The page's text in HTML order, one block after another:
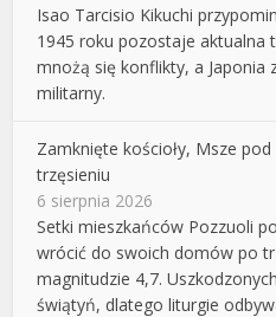
Isao Tarcisio Kikuchi
1945 roku pozostaje aktualna
mnożą się konflikty, a Japonia
militarny.
Zamknięte kościoły, Msze
trzęsieniu
6 sierpnia 2026
Setki mieszkańców Pozzuoli
wrócić do swoich domów po
magnitudzie 4,7.
świątyń, dlatego liturgie